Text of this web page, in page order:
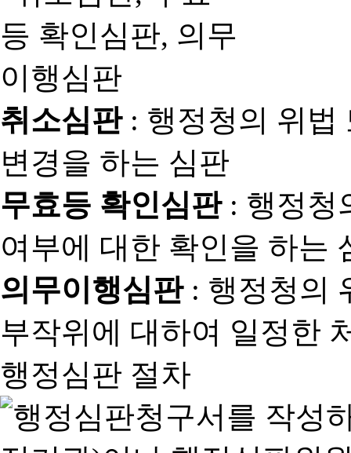
취소심판: 행정청의 위법
변경을 하는 심판
무효등 확인심판: 행정청
여부에 대한 확인을 하는
의무이행심판: 행정청의
부작위에 대하여 일정한
행정심판 절차